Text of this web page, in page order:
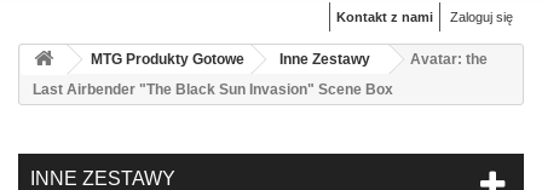
Zaloguj się
Kontakt z nami
MTG Produkty Gotowe Inne Zestawy
Avatar: the
Last Airbender "The Black Sun Invasion" Scene Box
INNE ZESTAWY